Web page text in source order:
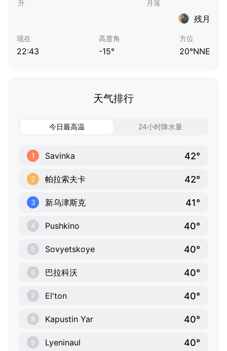
残月
现在
22:43
高度角
-15°
方位
20°NNE
天气排行
今日最高温 24小时降水量
1 Savinka 42°
2 帕拉索夫卡 42°
3 新乌津斯克 41°
4 Pushkino 40°
5 Sovyetskoye 40°
6 巴拉科沃 40°
7 El'ton 40°
8 Kapustin Yar 40°
9 Lyeninaul 40°